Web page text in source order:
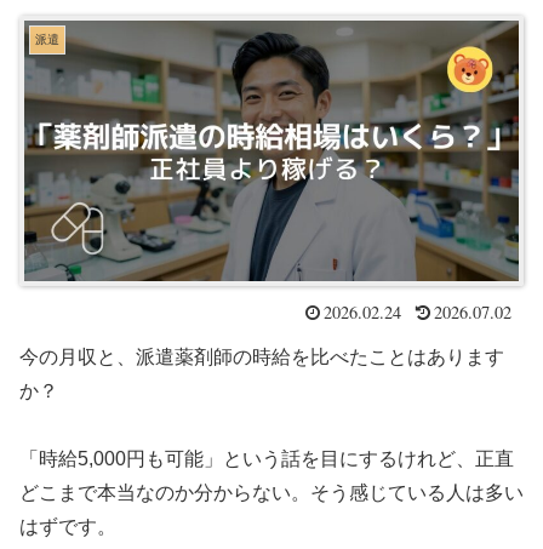
派遣
2026.02.24 2026.07.02
今の月収と、派遣薬剤師の時給を比べたことはあります
か？
「時給5,000円も可能」という話を目にするけれど、正直
どこまで本当なのか分からない。そう感じている人は多い
はずです。